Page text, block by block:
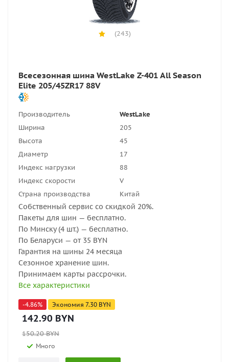
(243)
Всесезонная шина WestLake Z-401 All Season
Elite 205/45ZR17 88V
Производитель
WestLake
Ширина
205
Высота
45
Диаметр
17
Индекс нагрузки
88
Индекс скорости
V
Страна производства
Китай
Собственный сервис со скидкой 20%.
Пакеты для шин — бесплатно.
По Минску (4 шт.) — бесплатно.
По Беларуси — от 35 BYN
Гарантия на шины 24 месяца
Сезонное хранение шин.
Принимаем карты рассрочки.
Все характеристики
-4.86% Экономия 7.30 BYN
142.90 BYN
150.20BYN
Много